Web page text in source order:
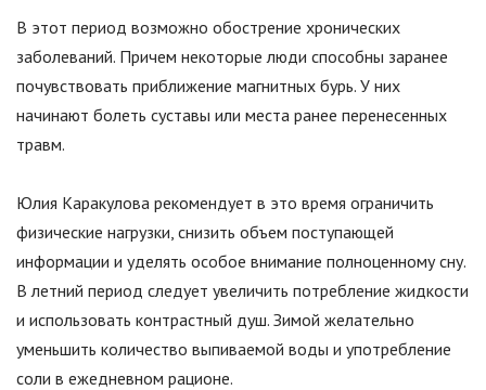
В этот период возможно обострение хронических
заболеваний. Причем некоторые люди способны заранее
почувствовать приближение магнитных бурь. У них
начинают болеть суставы или места ранее перенесенных
травм.
Юлия Каракулова рекомендует в это время ограничить
физические нагрузки, снизить объем поступающей
информации и уделять особое внимание полноценному сну.
В летний период следует увеличить потребление жидкости
и использовать контрастный душ. Зимой желательно
уменьшить количество выпиваемой воды и употребление
соли в ежедневном рационе.